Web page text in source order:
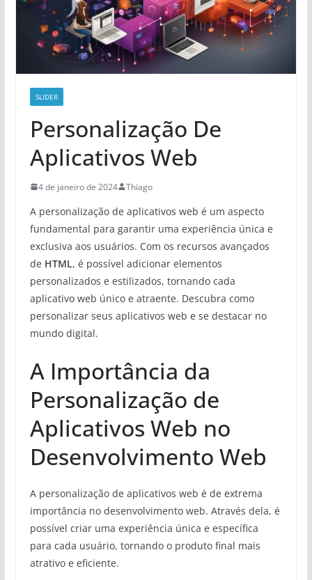
SLIDER
Personalização De
Aplicativos Web
4 de janeiro de 2024 Thiago
A personalização de aplicativos web é um aspecto
fundamental para garantir uma experiência única e
exclusiva aos usuários. Com os recursos avançados
de HTML, é possível adicionar elementos
personalizados e estilizados, tornando cada
aplicativo web único e atraente. Descubra como
personalizar seus aplicativos web e se destacar no
mundo digital.
A Importância da
Personalização de
Aplicativos Web no
Desenvolvimento Web
A personalização de aplicativos web é de extrema
importância no desenvolvimento web. Através dela, é
possível criar uma experiência única e específica
para cada usuário, tornando o produto final mais
atrativo e eficiente.